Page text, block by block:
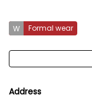
Formal wear
Address